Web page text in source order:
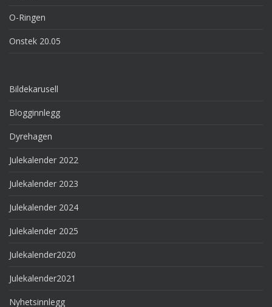
O-Ringen
Onstek 20.05
Bildekarusell
Blogginnlegg
Dyrehagen
Julekalender 2022
Julekalender 2023
Julekalender 2024
Julekalender 2025
Julekalender2020
Julekalender2021
Nyhetsinnlegg